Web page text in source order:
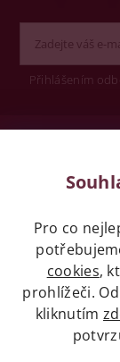
Přihlášením
Legislativa
Zákaz
mladších
Naše služby
Pro co
cookies,
prohlížeči.
kliknutím